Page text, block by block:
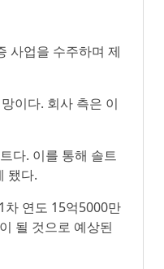
사업을 수주하며 제
이다. 회사 측은 이
다. 이를 통해 솔트
됐다.
차 연도 15억5000만
될 것으로 예상된